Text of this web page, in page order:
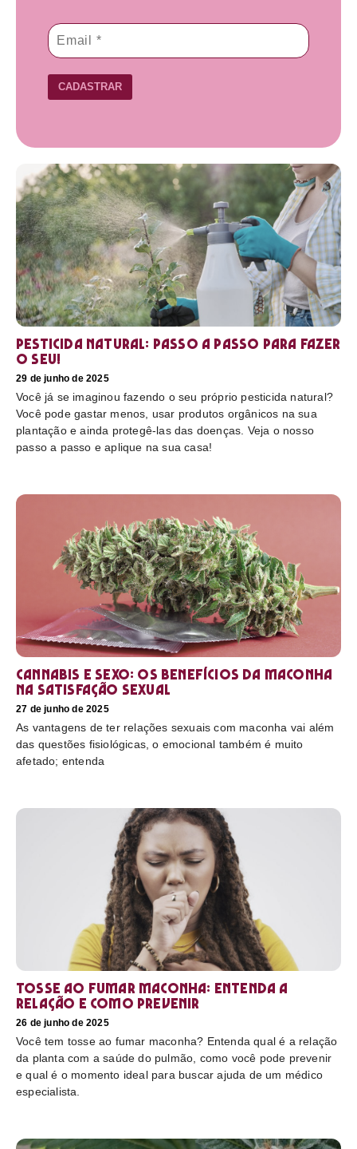
CADASTRAR
Pesticida natural: Passo a passo para fazer
o seu!
29 de junho de 2025
Você já se imaginou fazendo o seu próprio pesticida natural?
Você pode gastar menos, usar produtos orgânicos na sua
plantação e ainda protegê-las das doenças. Veja o nosso
passo a passo e aplique na sua casa!
Cannabis e sexo: os benefícios da maconha
na satisfação sexual
27 de junho de 2025
As vantagens de ter relações sexuais com maconha vai além
das questões fisiológicas, o emocional também é muito
afetado; entenda
Tosse ao fumar maconha: Entenda a
relação e como prevenir
26 de junho de 2025
Você tem tosse ao fumar maconha? Entenda qual é a relação
da planta com a saúde do pulmão, como você pode prevenir
e qual é o momento ideal para buscar ajuda de um médico
especialista.